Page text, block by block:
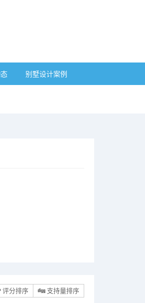
别墅设计案例
评分排序 支持量排序